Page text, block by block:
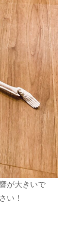
が大きいで
い！